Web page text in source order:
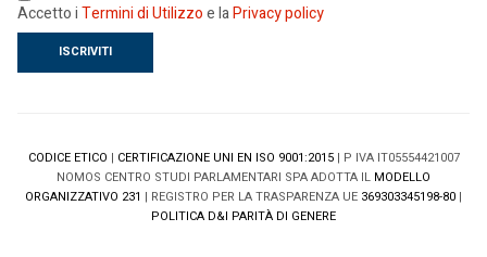
Accetto iTermini di Utilizzoe laPrivacy policy
CODICE ETICO | CERTIFICAZIONE UNI EN ISO 9001:2015| P IVA IT05554421007
NOMOS CENTRO STUDI PARLAMENTARI SPA ADOTTA IL MODELLO
ORGANIZZATIVO 231 | REGISTRO PER LA TRASPARENZA UE 369303345198-80 |
POLITICA D&I PARITÀ DI GENERE